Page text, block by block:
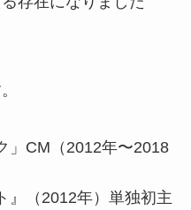
」CM（2012年〜2018
』（2012年）単独初主